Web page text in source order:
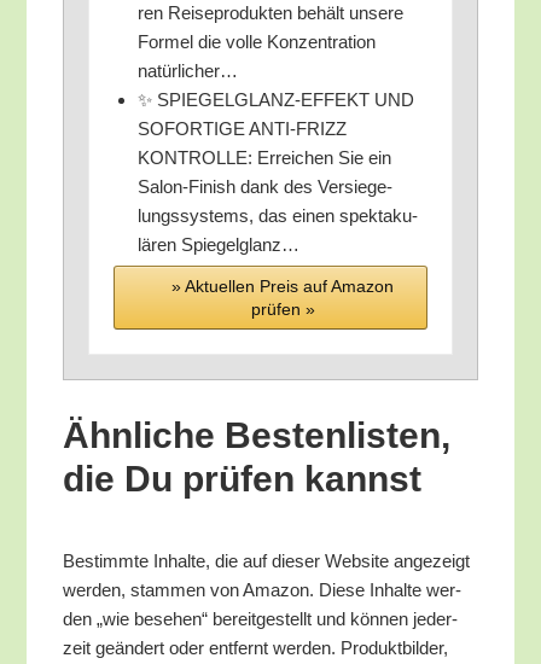
ren Rei­se­pro­duk­ten behält unse­re
For­mel die vol­le Kon­zen­tra­ti­on
natürlicher…
✨ SPIEGELGLANZ-EFFEKT UND
SOFORTIGE ANTI-FRIZZ
KONTROLLE: Errei­chen Sie ein
Salon-Finish dank des Ver­sie­ge­
lungs­sys­tems, das einen spek­ta­ku­
lä­ren Spiegelglanz…
» Aktu­el­len Preis auf Ama­zon
prü­fen »
Ähn­li­che Bes­ten­lis­ten,
die Du prü­fen kannst
Bestimm­te Inhal­te, die auf die­ser Web­site ange­zeigt
wer­den, stam­men von Ama­zon. Die­se Inhal­te wer­
den „wie bese­hen“ bereit­ge­stellt und kön­nen jeder­
zeit geän­dert oder ent­fernt wer­den. Pro­dukt­bil­der,